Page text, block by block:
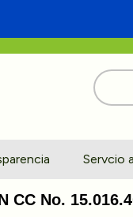
Servcio
CC No.